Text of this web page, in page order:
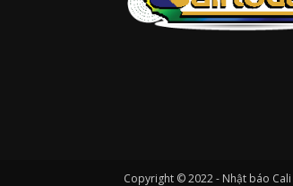
Copyright © 2022 - Nhật báo